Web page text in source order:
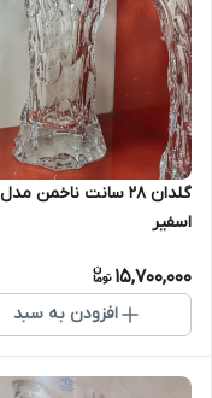
گلدان ۲۸ سانت ناخمن مدل
اسفیر
15,700,000
افزودن به سبد